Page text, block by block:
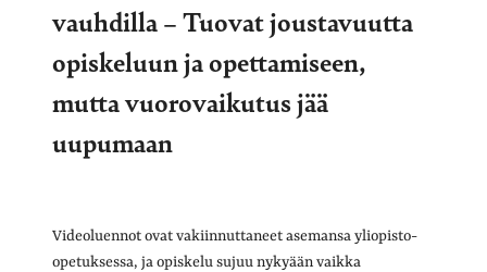
vauhdilla – Tuovat joustavuutta
opiskeluun ja opettamiseen,
mutta vuorovaikutus jää
uupumaan
Videoluennot ovat vakiinnuttaneet asemansa yliopisto-
opetuksessa, ja opiskelu sujuu nykyään vaikka